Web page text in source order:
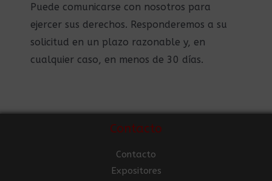
Puede comunicarse con nosotros para
ejercer sus derechos. Responderemos a su
solicitud en un plazo razonable y, en
cualquier caso, en menos de 30 días.
Contacto
Contacto
Expositores